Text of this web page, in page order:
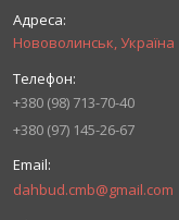
Нововолинськ, Україна
+380 (98) 713-70-40
+380 (97) 145-26-67
dahbud.cmb@gmail.com